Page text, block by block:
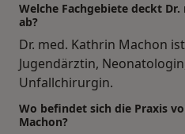
Welche Fachgebiete deckt
ab?
Dr. med. Kathrin Machon
Jugendärztin,
Unfallchirurgin.
Wo befindet sich die Praxis
Machon?